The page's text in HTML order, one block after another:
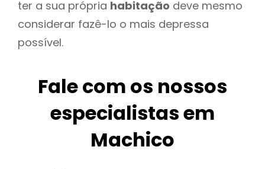
ter a sua própria habitação deve mesmo
considerar fazê-lo o mais depressa
possível.
Fale com os nossos
especialistas em
Machico